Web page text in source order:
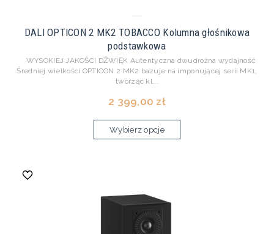
DALI OPTICON 2 MK2 TOBACCO Kolumna głośnikowa
podstawkowa
WYSOKIEJ JAKOŚCI DŹWIĘK Autentyczna dwudrożna wydajność
Średniej wielkości OPTICON 2 MK2 bazuje na imponującej serii MK1,
tworząc kl...
2 399,00 zł
Wybierz opcje